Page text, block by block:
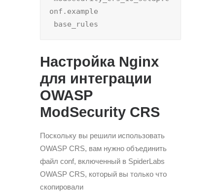
onf.example
base_rules
Настройка Nginx
для интеграции
OWASP
ModSecurity CRS
Поскольку вы решили использовать
OWASP CRS, вам нужно объединить
файл conf, включенный в SpiderLabs
OWASP CRS, который вы только что
скопировали